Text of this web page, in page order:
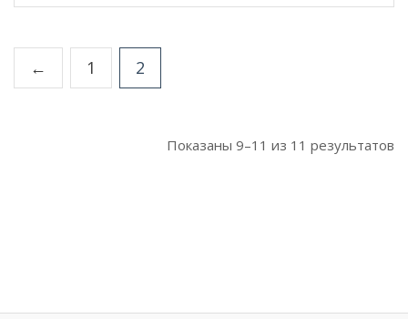
← 1 2
Показаны 9–11 из 11 результатов